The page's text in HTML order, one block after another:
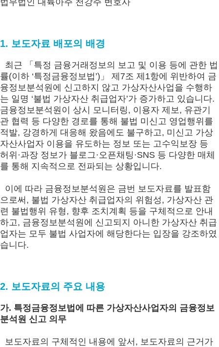
1. 보도자료 배포의 배경
최근 「특정 금융거래정보의 보고 및 이용 등에 관한 법
률(이하 ‘특정금융정보법’)」 제7조 제1항에 위반하여 금
융정보분석원에 신고하지 않고 가상자산사업을 수행하
는 일명 ‘불법 가상자산 취급업자’가 증가하고 있습니다.
금융정보분석원이 상시 모니터링, 이용자 제보, 유관기
관 협력 등 다양한 경로를 통해 불법 미신고 영업행위를
적발, 강경하게 대응해 왔음에도 불구하고, 미신고 가상
자산사업자 이용을 유도하는 정보 또는 고수익보장 등
허위·과장 정보가 블로그·오픈채팅·SNS 등 다양한 매체
를 통해 지속적으로 전파되는 상황입니다.
이에 따라 금융정보분석원은 금번 보도자료를 발표함
으로써, 불법 가상자산 취급업자의 위험성, 가상자산 관
련 불법행위 유형, 향후 조치계획 등을 구체적으로 안내
하고, 금융정보분석원에 신고되지 아니한 가상자산 취급
업자는 모두 불법 사업자에 해당한다는 입장을 강조하였
습니다.
2. 보도자료의 주요 내용
가. 특정금융정보법에 따른 가상자산사업자의 금융정보
분석원 신고 의무
보도자료의 구체적인 내용에 앞서, 보도자료의 근거가